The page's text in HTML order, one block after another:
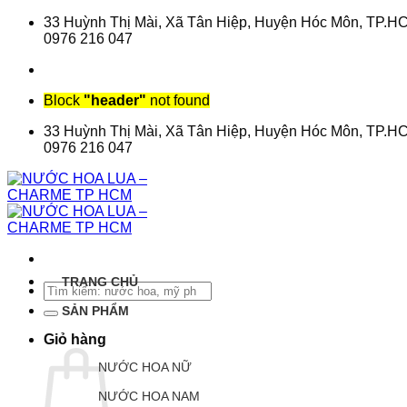
Chuyển
dung
33 Huỳnh Thị Mài, Xã Tân Hiệp, Huyện Hóc Môn,
0976 216 047
Block "header" not found
33 Huỳnh Thị Mài, Xã Tân Hiệp, Huyện Hóc Môn,
0976 216 047
Tìm
kiếm:
Giỏ hàng
TRANG CHỦ
SẢN PHẨM
NƯỚC HOA NỮ
NƯỚC HOA NAM